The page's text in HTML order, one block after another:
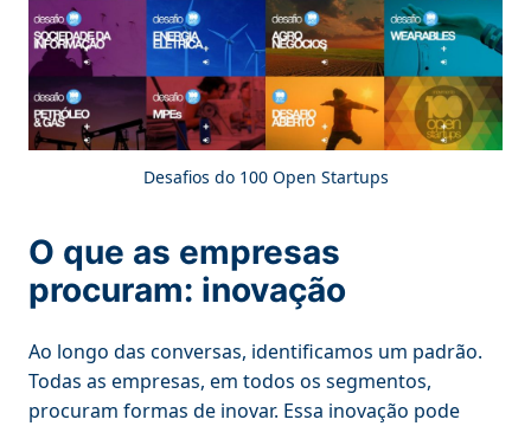
Desafios do 100 Open Startups
O que as empresas
procuram: inovação
Ao longo das conversas, identificamos um padrão.
Todas as empresas, em todos os segmentos,
procuram formas de inovar. Essa inovação pode